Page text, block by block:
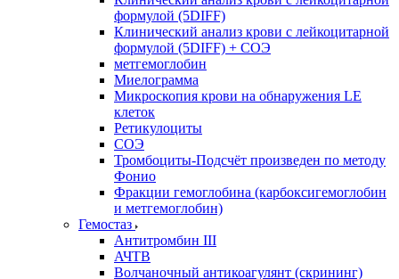
формулой (5DIFF)
Клинический анализ крови с лейкоцитарной
формулой (5DIFF) + СОЭ
метгемоглобин
Миелограмма
Микроскопия крови на обнаружения LE
клеток
Ретикулоциты
СОЭ
Тромбоциты-Подсчёт произведен по методу
Фонио
Фракции гемоглобина (карбоксигемоглобин
и метгемоглобин)
Гемостаз
Антитромбин III
АЧТВ
Волчаночный антикоагулянт (скрининг)